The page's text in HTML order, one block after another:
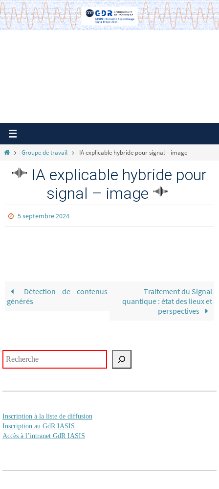
Passer
vers
le
HomeGroupe de travail IA explicable hybride pour signal – image
IA explicable hybride pour
signal – image
5 septembre 2024
Détection de contenus
générés
Traitement du Signal
quantique : état des lieux et
perspectives
Inscription à la liste de diffusion
Inscription au GdR IASIS
Accès à l’intranet GdR IASIS